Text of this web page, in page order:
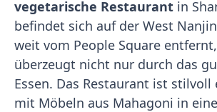
vegetarische Restaurant in
befindet sich auf der West
weit vom People Square
überzeugt nicht nur durch das
Essen. Das Restaurant ist
mit Möbeln aus Mahagoni in